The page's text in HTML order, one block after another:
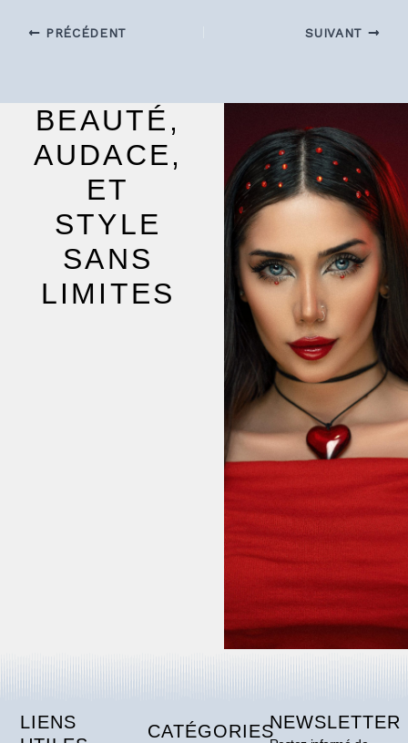
PRÉCÉDENT SUIVANT
BEAUTÉ,
AUDACE,
ET
STYLE
SANS
LIMITES
LIENS
CATÉGORIESNEWSLETTER